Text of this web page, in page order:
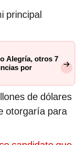
principal
Alegría, otros 7
por
de dólares
otorgaría para